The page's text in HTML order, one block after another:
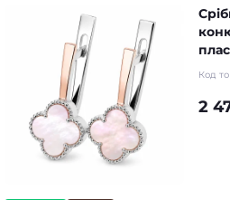
Код
2